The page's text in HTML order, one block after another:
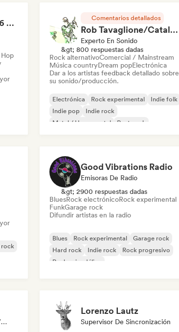
RAP FRANÇAIS 2026 🔥🇫🇷 (Way Records) Comentarios detallados
Rob Tavaglione/Catalyst Recording
Experto En Sonido
&gt; 800 respuestas dadas
Rock alternativoComercial / Mainstream
Música countryDream popElectrónica
Dar a los artistas feedback detallado sobre
su sonido/producción.
Electrónica Rock experimental
Indie folk
Indie pop
Indie rock
Metal / Heavy metal
Post punk
rock
Good Vibrations Radio
Emisoras De Radio
&gt; 2900 respuestas dadas
BluesRock electrónicoRock experimental
FunkGarage rock
Difundir artistas en la radio
Blues Rock experimental
Garage rock
Hard rock
Indie rock
Rock progresivo
Rock psicodélico
Medios De Comunicación/Periodista
Lorenzo Lautz
Supervisor De Sincronización